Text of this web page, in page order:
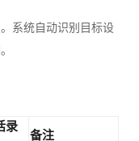
系统自动识别目标设
录
备注